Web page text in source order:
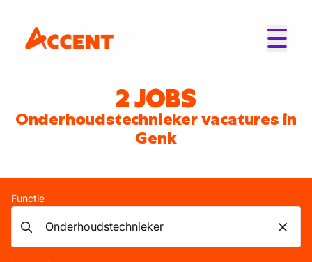
2 JOBS
Onderhoudstechnieker vacatures in
Genk
Functie